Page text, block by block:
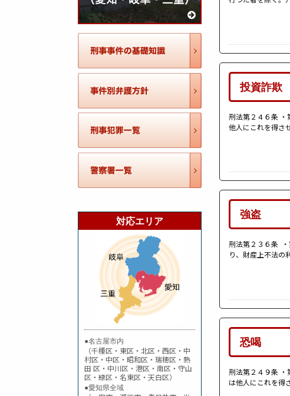
投資詐欺
刑法第２４６条
他人にこれを得さ
強盗
刑法第２３６条
り、財産上不法の
恐喝
刑法第２４９条 ・
は他人にこれを得
対応エリア
●名古屋市内
（千種区・東区・北区・西区・中
村区・中区・昭和区・瑞穂区・熱
田 区・中川区・港区・南区・守山
区・緑区・名東区・天白区）
●愛知県全域